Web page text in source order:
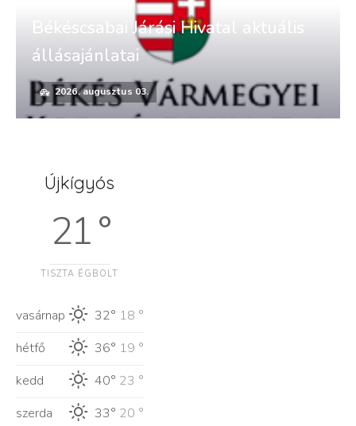
Békéscsabai Járási Hivatal aktuális
állásajánlatai
2026. augusztus 03.
Újkígyós
21 °
TISZTA ÉGBOLT
vasárnap 32° 18 °
hétfő
36° 19 °
kedd
40° 23 °
szerda
33° 20 °